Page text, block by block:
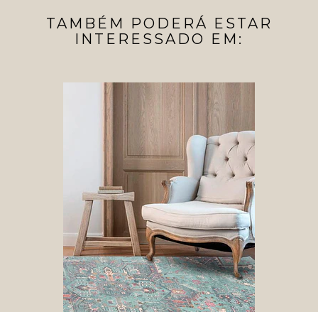
TAMBÉM PODERÁ ESTAR
INTERESSADO EM: